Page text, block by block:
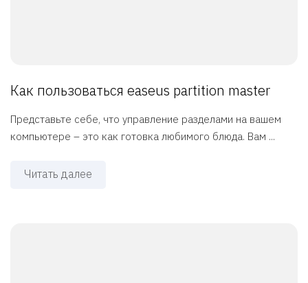
Как пользоваться easeus partition master
Представьте себе, что управление разделами на вашем
компьютере – это как готовка любимого блюда. Вам ...
Читать далее